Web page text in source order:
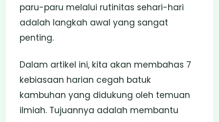
paru-paru melalui rutinitas sehari-hari
adalah langkah awal yang sangat
penting.
Dalam artikel ini, kita akan membahas 7
kebiasaan harian cegah batuk
kambuhan yang didukung oleh temuan
ilmiah. Tujuannya adalah membantu